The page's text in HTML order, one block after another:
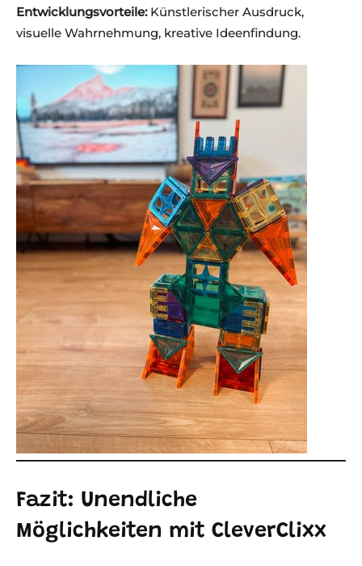
Entwicklungsvorteile:Künstlerischer Ausdruck,
visuelle Wahrnehmung, kreative Ideenfindung.
Fazit: Unendliche
Möglichkeiten mit CleverClixx